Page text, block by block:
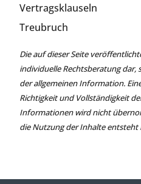
Vertragsklauseln
Treubruch
Die auf dieser Seite
individuelle Rechtsberatung dar,
der allgemeinen Information.
Richtigkeit und Vollständigkeit
Informationen wird nicht
die Nutzung der Inhalte